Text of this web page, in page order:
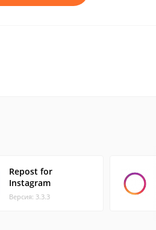
Repost for
Instagram
Версия: 3.3.3